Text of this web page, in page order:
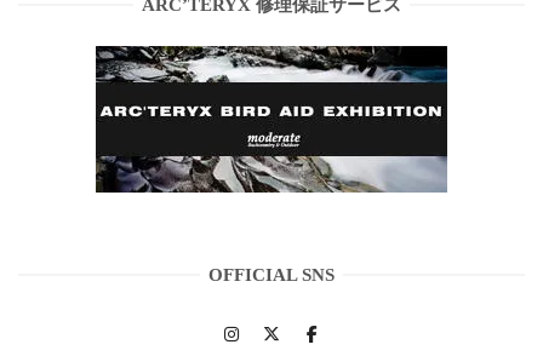
ARC’TERYX 修理保証サービス
OFFICIAL SNS